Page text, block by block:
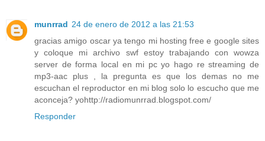
munrrad 24 de enero de 2012 a las 21:53
gracias amigo oscar ya tengo mi hosting free e google sites
y coloque mi archivo swf estoy trabajando con wowza
server de forma local en mi pc yo hago re streaming de
mp3-aac plus , la pregunta es que los demas no me
escuchan el reproductor en mi blog solo lo escucho que me
aconceja? yohttp://radiomunrrad.blogspot.com/
Responder